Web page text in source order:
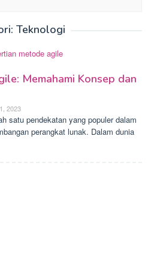
Teknologi
Memahami Konsep dan
2023
satu pendekatan yang populer dalam
perangkat lunak. Dalam dunia